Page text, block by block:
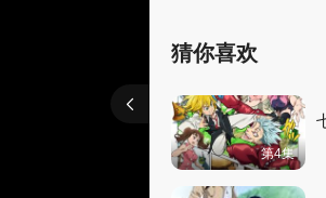
报错 刷新
猜你喜欢
第4集